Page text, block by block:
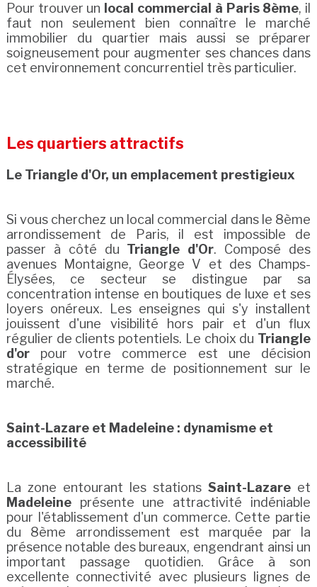
Pour trouver un local commercial à Paris 8ème, il
faut non seulement bien connaître le marché
immobilier du quartier mais aussi se préparer
soigneusement pour augmenter ses chances dans
cet environnement concurrentiel très particulier.
Les quartiers attractifs
Le Triangle d'Or, un emplacement prestigieux
Si vous cherchez un local commercial dans le 8ème
arrondissement de Paris, il est impossible de
passer à côté du Triangle d'Or. Composé des
avenues Montaigne, George V et des Champs-
Élysées, ce secteur se distingue par sa
concentration intense en boutiques de luxe et ses
loyers onéreux. Les enseignes qui s'y installent
jouissent d'une visibilité hors pair et d'un flux
régulier de clients potentiels. Le choix du Triangle
d'orpour votre commerce est une décision
stratégique en terme de positionnement sur le
marché.
Saint-Lazare et Madeleine : dynamisme et
accessibilité
La zone entourant les stationsSaint-Lazare et
Madeleineprésente une attractivité indéniable
pour l'établissement d'un commerce. Cette partie
du 8ème arrondissement est marquée par la
présence notable des bureaux, engendrant ainsi un
important passage quotidien. Grâce à son
excellente connectivité avec plusieurs lignes de